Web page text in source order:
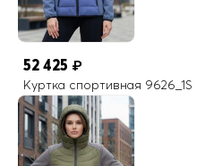
52 425 ₽
Куртка спортивная 9626_1S